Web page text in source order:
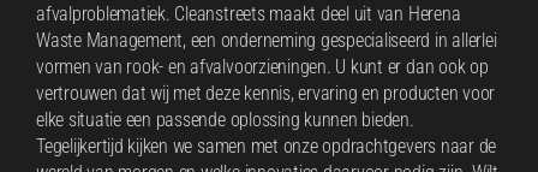
afvalproblematiek. Cleanstreets maakt deel uit van Herena
Waste Management, een onderneming gespecialiseerd in allerlei
vormen van rook- en afvalvoorzieningen. U kunt er dan ook op
vertrouwen dat wij met deze kennis, ervaring en producten voor
elke situatie een passende oplossing kunnen bieden.
Tegelijkertijd kijken we samen met onze opdrachtgevers naar de